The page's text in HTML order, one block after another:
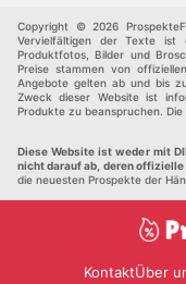
Einkaufzentren
Copyright © 2026
Vervielfältigen der Texte ist
Produktfotos, Bilder und
Preise stammen von
Angebote gelten ab und bis
Zweck dieser Website ist
Produkte zu beanspruchen.
Diese Website ist weder mit
nicht darauf ab, deren
die neuesten Prospekte der
KontaktÜber